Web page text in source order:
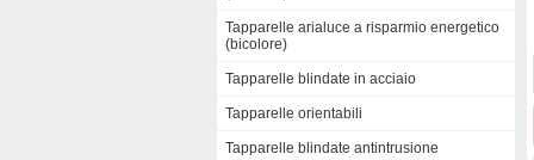
Tapparelle arialuce a risparmio energetico
(bicolore)
Tapparelle blindate in acciaio
Tapparelle orientabili
Tapparelle blindate antintrusione